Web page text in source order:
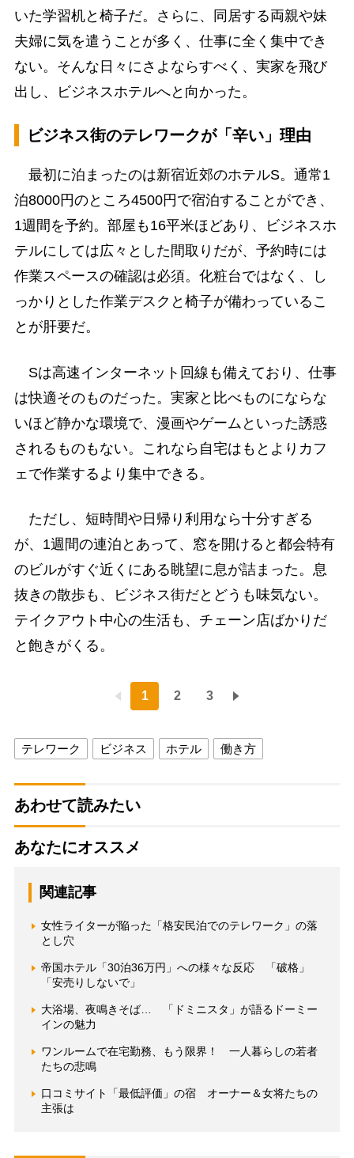
いた学習机と椅子だ。さらに、同居する両親や妹
夫婦に気を遣うことが多く、仕事に全く集中でき
ない。そんな日々にさよならすべく、実家を飛び
出し、ビジネスホテルへと向かった。
ビジネス街のテレワークが「辛い」理由
最初に泊まったのは新宿近郊のホテルS。通常1
泊8000円のところ4500円で宿泊することができ、
1週間を予約。部屋も16平米ほどあり、ビジネスホ
テルにしては広々とした間取りだが、予約時には
作業スペースの確認は必須。化粧台ではなく、し
っかりとした作業デスクと椅子が備わっているこ
とが肝要だ。
Sは高速インターネット回線も備えており、仕事
は快適そのものだった。実家と比べものにならな
いほど静かな環境で、漫画やゲームといった誘惑
されるものもない。これなら自宅はもとよりカフ
ェで作業するより集中できる。
ただし、短時間や日帰り利用なら十分すぎる
が、1週間の連泊とあって、窓を開けると都会特有
のビルがすぐ近くにある眺望に息が詰まった。息
抜きの散歩も、ビジネス街だとどうも味気ない。
テイクアウト中心の生活も、チェーン店ばかりだ
と飽きがくる。
1 2 3
テレワーク ビジネス ホテル 働き方
あわせて読みたい
あなたにオススメ
関連記事
女性ライターが陥った「格安民泊でのテレワーク」の落
とし穴
帝国ホテル「30泊36万円」への様々な反応 「破格」
「安売りしないで」
大浴場、夜鳴きそば… 「ドミニスタ」が語るドーミー
インの魅力
ワンルームで在宅勤務、もう限界！ 一人暮らしの若者
たちの悲鳴
口コミサイト「最低評価」の宿 オーナー＆女将たちの
主張は